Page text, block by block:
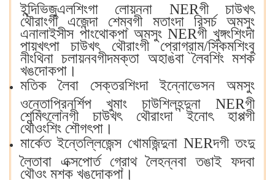
ইন্দিভিজুএলশিংগা লোয়ননা NERগী চাউখৎ
থৌরাংগী এজেন্দা শেম্বগী মতাংদা রিসর্চ অমসুং
এনালাইসীস পাংথোকপা অমসুং NERগী খুঙ্গংশিংদা
পায়খৎপা চাউখৎ থৌরাংগী প্রোগ্রাম/স্কিমশিংবু
নীংথিনা চলায়নবগীদমক্তা অহাঙবা লৈবশিং মশক
খঙদোকপা।
মতিক লৈবা সেক্তরশিংদা ইন্নোভেসন অমসুং
ওন্তোপ্রিনর্শিপ খুমাং চাউশিলহন্দুনা NERগী
শেন্মিৎলোনগী চাউখৎ থৌরাংদা ইনোৎ হাপ্পগী
থৌওংশিং শৌগৎপা।
মার্কেত ইন্তেল্লিজেন্স খোমজিন্দুনা NERদগী তংদু
লৈতাবা এক্সপোর্ত গ্রোথ লৈহন্নবা তঙাই ফদবা
থৌওং মশক খঙদোকপা।